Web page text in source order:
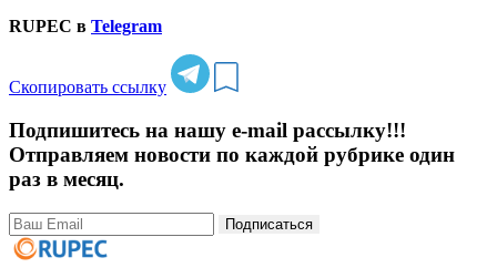
RUPEC в Telegram
Скопировать ссылку
Подпишитесь на нашу e-mail рассылку!!!
Отправляем новости по каждой рубрике один
раз в месяц.
Подписаться